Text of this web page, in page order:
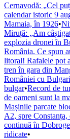
Cernavodă: „Cel
calendar istoric 9
Mamaia, în 1926•
Miruță: „Am
explozia dronei în
România. Ce spun
litoral! Rafalele pot
tren în gara din
României cu
bulgar•Record de
de oameni sunt la
Mașinile parcate
A2, spre Constanța,
continuă în
ridicate•